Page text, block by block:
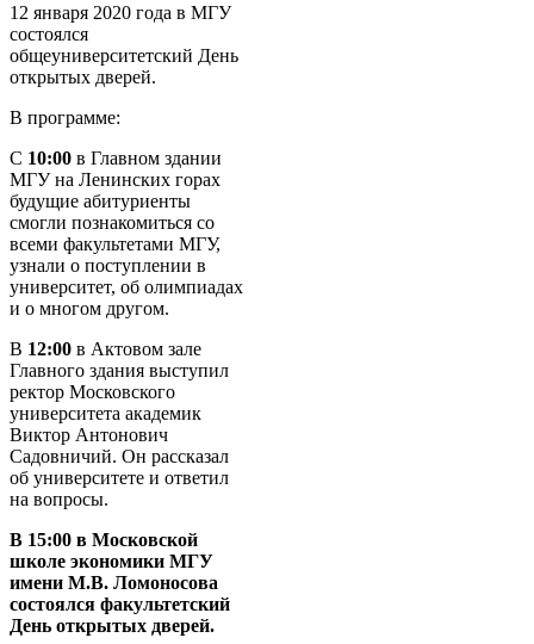
12 января 2020 года в МГУ
состоялся
общеуниверситетский День
открытых дверей.
В программе:
С 10:00 в Главном здании
МГУ на Ленинских горах
будущие абитуриенты
смогли познакомиться со
всеми факультетами МГУ,
узнали о поступлении в
университет, об олимпиадах
и о многом другом.
В 12:00 в Актовом зале
Главного здания выступил
ректор Московского
университета академик
Виктор Антонович
Садовничий. Он рассказал
об университете и ответил
на вопросы.
В 15:00 в Московской
школе экономики МГУ
имени М.В. Ломоносова
состоялся факультетский
День открытых дверей.